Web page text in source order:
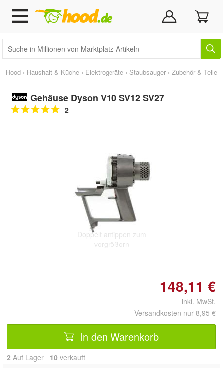
Hood › Haushalt & Küche › Elektrogeräte › Staubsauger › Zubehör & Teile
Gehäuse Dyson V10 SV12 SV27
2
Doppelt antippen zum
vergrößern
148,11 €
inkl. MwSt.
Versandkosten nur 8,95 €
In den Warenkorb
2 Auf Lager 10 verkauft